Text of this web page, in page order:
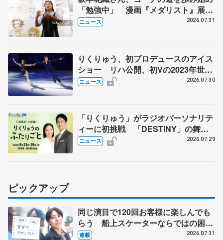
「勉強中」 漫画『メダリスト』展覧
会で子どもたちにエール
ニュース 2026.07.31
りくりゅう、初プロデュースのアイス
ショー リハ公開、初Vの2023年世界
選手権のSP披露 ハゼボロ、チョク
ニュース 2026.07.30
「りくりゅう」がラジオパーソナリテ
ィーに初挑戦 「DESTINY」の舞台
裏エピソードも
ニュース 2026.07.29
ピックアップ
同じ演目で120回お客様に楽しんでも
らう 船上スケーターならではの困難
とは 影響あったPIW前キャプテン松
連載 2026.07.31